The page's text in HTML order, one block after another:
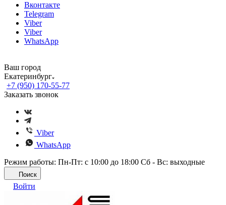
Вконтакте
Telegram
Viber
Viber
WhatsApp
Ваш город
Екатеринбург
+7 (950) 170-55-77
Заказать звонок
Viber
WhatsApp
Режим работы: Пн-Пт: с 10:00 до 18:00 Сб - Вс: выходные
Поиск
Войти